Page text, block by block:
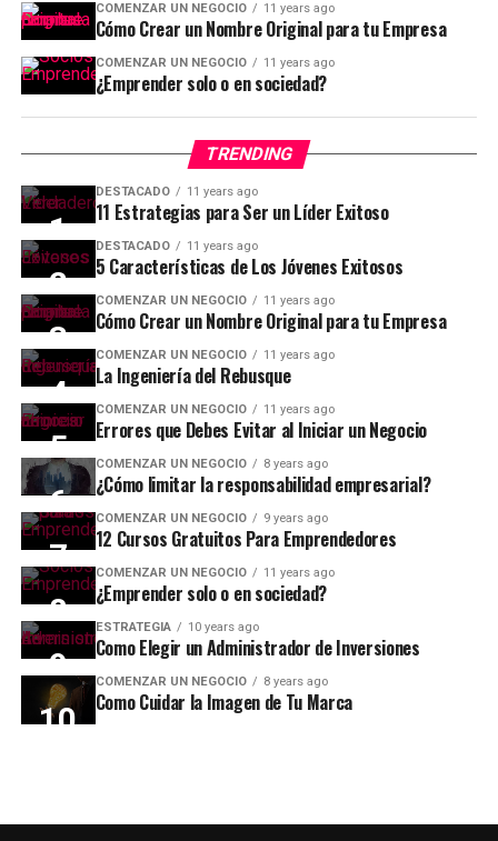
COMENZAR UN NEGOCIO 11 years ago
Cómo Crear un Nombre Original para tu Empresa
COMENZAR UN NEGOCIO 11 years ago
¿Emprender solo o en sociedad?
TRENDING
DESTACADO 11 years ago
11 Estrategias para Ser un Líder Exitoso
DESTACADO 11 years ago
5 Características de Los Jóvenes Exitosos
COMENZAR UN NEGOCIO 11 years ago
Cómo Crear un Nombre Original para tu Empresa
COMENZAR UN NEGOCIO 11 years ago
La Ingeniería del Rebusque
COMENZAR UN NEGOCIO 11 years ago
Errores que Debes Evitar al Iniciar un Negocio
COMENZAR UN NEGOCIO 8 years ago
¿Cómo limitar la responsabilidad empresarial?
COMENZAR UN NEGOCIO 9 years ago
12 Cursos Gratuitos Para Emprendedores
COMENZAR UN NEGOCIO 11 years ago
¿Emprender solo o en sociedad?
ESTRATEGIA 10 years ago
Como Elegir un Administrador de Inversiones
COMENZAR UN NEGOCIO 8 years ago
Como Cuidar la Imagen de Tu Marca